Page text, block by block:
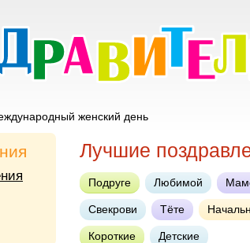
женский день
Лучшие
Подруге Любимой
Свекрови Тёте
Короткие Детские